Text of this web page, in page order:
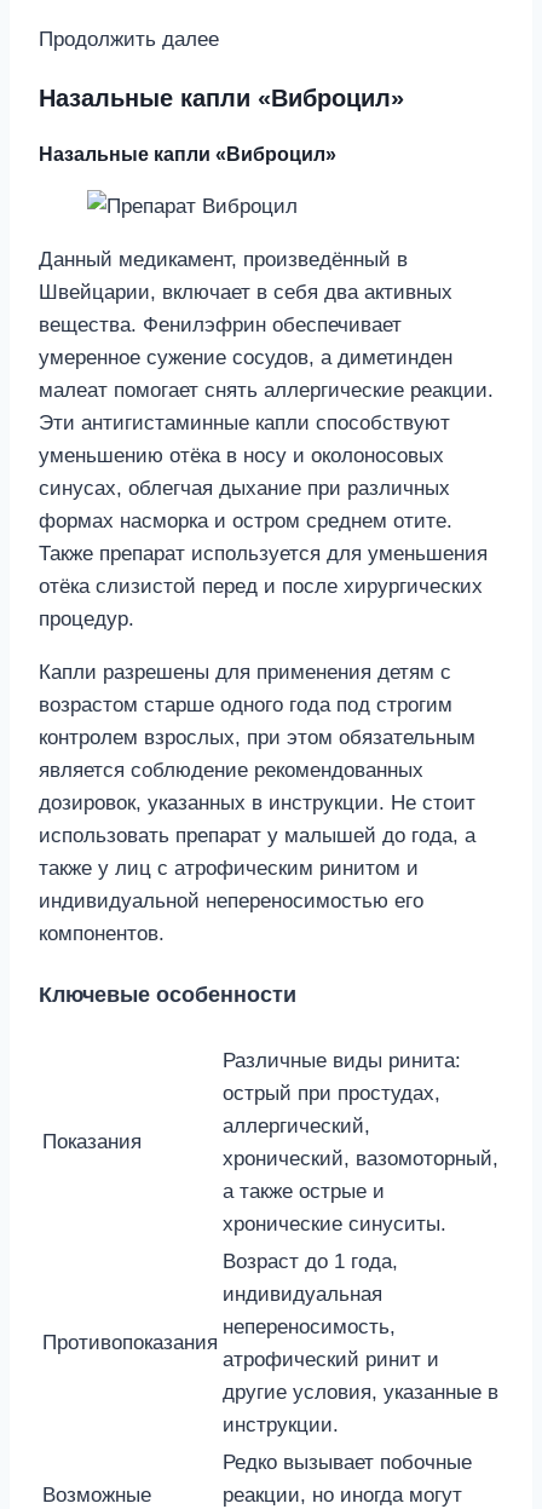
Продолжить далее
Назальные капли «Виброцил»
Назальные капли «Виброцил»
Данный медикамент, произведённый в
Швейцарии, включает в себя два активных
вещества. Фенилэфрин обеспечивает
умеренное сужение сосудов, а диметинден
малеат помогает снять аллергические реакции.
Эти антигистаминные капли способствуют
уменьшению отёка в носу и околоносовых
синусах, облегчая дыхание при различных
формах насморка и остром среднем отите.
Также препарат используется для уменьшения
отёка слизистой перед и после хирургических
процедур.
Капли разрешены для применения детям с
возрастом старше одного года под строгим
контролем взрослых, при этом обязательным
является соблюдение рекомендованных
дозировок, указанных в инструкции. Не стоит
использовать препарат у малышей до года, а
также у лиц с атрофическим ринитом и
индивидуальной непереносимостью его
компонентов.
Ключевые особенности
Показания
Различные виды ринита:
острый при простудах,
аллергический,
хронический, вазомоторный,
а также острые и
хронические синуситы.
Противопоказания
Возраст до 1 года,
индивидуальная
непереносимость,
атрофический ринит и
другие условия, указанные в
инструкции.
Возможные
Редко вызывает побочные
реакции, но иногда могут